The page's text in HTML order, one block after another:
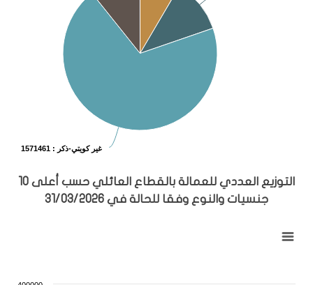
غير كويتي-ذكر : 1571461
التوزيع العددي للعمالة بالقطاع العائلي حسب أعلى 10
جنسيات والنوع وفقا للحالة في 31/03/2026
التوزيع العددي للعمالة بالقطاع العائلي حسب أعلى 10 جنسيات والنوع وفقا للحالة في 31/03/2026